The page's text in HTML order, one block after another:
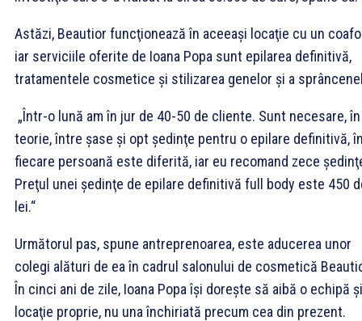
Astăzi, Beautior funcţionează în aceeaşi locaţie cu un
iar serviciile oferite de Ioana Popa sunt epilarea definitivă,
tratamentele cosmetice şi stilizarea genelor şi a
„Într-o lună am în jur de 40-50 de cliente. Sunt necesare, în
teorie, între şase şi opt şedinţe pentru o epilare definitivă,
fiecare persoană este diferită, iar eu recomand zece
Preţul unei şedinţe de epilare definitivă full body este 450
lei.“
Următorul pas, spune antreprenoarea, este aducerea unor
colegi alături de ea în cadrul salonului de cosmetică
În cinci ani de zile, Ioana Popa îşi doreşte să aibă o echipă
locaţie proprie, nu una închiriată precum cea din prezent.